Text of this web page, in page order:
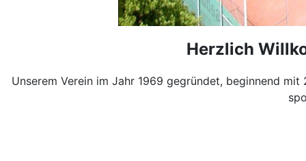
Herzlich
Unserem Verein im Jahr 1969 gegründet, beginnend